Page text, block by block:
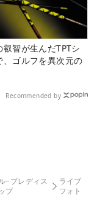
叡智が生んだTPTシ
、ゴルフを異次元の
Recommended by
−プレディス
プ
ライブ
フォト